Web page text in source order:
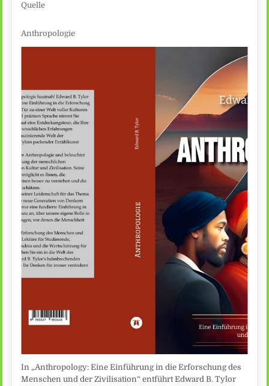
Quelle
Anthropologie
In „Anthropology: Eine Einführung in die Erforschung des
Menschen und der Zivilisation“ entführt Edward B. Tylor